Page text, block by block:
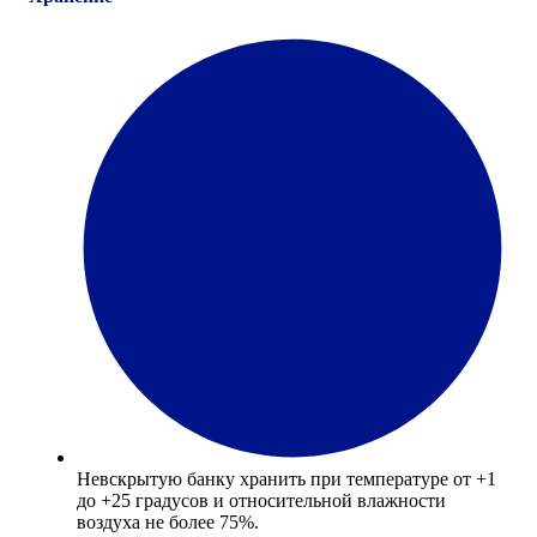
Невскрытую банку хранить при температуре от +1
до +25 градусов и относительной влажности
воздуха не более 75%.